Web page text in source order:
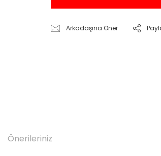
Arkadaşına Öner
Önerileriniz